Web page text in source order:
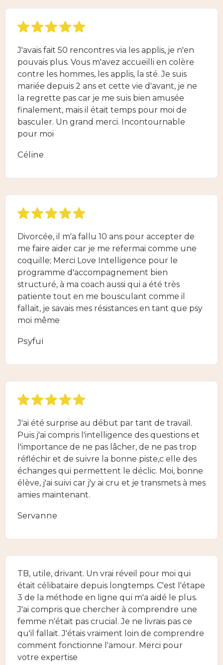
J'avais fait 50 rencontres via les applis, je n'en
pouvais plus. Vous m'avez accueilli en colère
contre les hommes, les applis, la sté. Je suis
mariée depuis 2 ans et cette vie d'avant, je ne
la regrette pas car je me suis bien amusée
finalement, mais il était temps pour moi de
basculer. Un grand merci. Incontournable
pour moi
Céline
Divorcée, il m'a fallu 10 ans pour accepter de
me faire aider car je me refermai comme une
coquille; Merci Love Intelligence pour le
programme d'accompagnement bien
structuré, à ma coach aussi qui a été très
patiente tout en me bousculant comme il
fallait, je savais mes résistances en tant que psy
moi même
Psyfui
J'ai été surprise au début par tant de travail.
Puis j'ai compris l'intelligence des questions et
l'importance de ne pas lâcher, de ne pas trop
réfléchir et de suivre la bonne piste,c elle des
échanges qui permettent le déclic. Moi, bonne
élève, j'ai suivi car j'y ai cru et je transmets à mes
amies maintenant.
Servanne
TB, utile, drivant. Un vrai réveil pour moi qui
était célibataire depuis longtemps. C'est l'étape
3 de la méthode en ligne qui m'a aidé le plus.
J'ai compris que chercher à comprendre une
femme n'était pas crucial. Je ne livrais pas ce
qu'il fallait. J'étais vraiment loin de comprendre
comment fonctionne l'amour. Merci pour
votre expertise